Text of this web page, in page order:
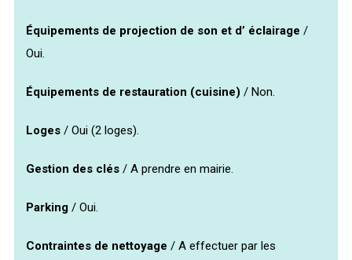
Équipements de projection de son et d’ éclairage /
Oui.
Équipements de restauration (cuisine) / Non.
Loges / Oui (2 loges).
Gestion des clés / A prendre en mairie.
Parking / Oui.
Contraintes de nettoyage / A effectuer par les